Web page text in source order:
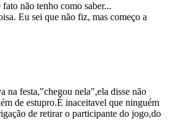
não tenho como saber...
Eu sei que não fiz, mas começo a
na festa,"chegou nela",ela disse não
de estupro.É inaceitavel que ninguém
de retirar o participante do jogo,do